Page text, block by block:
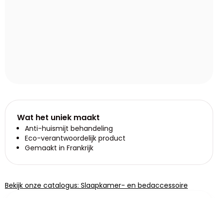
Wat het uniek maakt
Anti-huismijt behandeling
Eco-verantwoordelijk product
Gemaakt in Frankrijk
Bekijk onze catalogus: Slaapkamer- en bedaccessoire